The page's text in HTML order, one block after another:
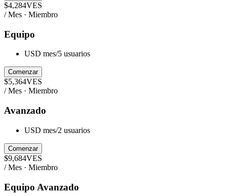
$4,284VES
/ Mes · Miembro
Equipo
USD mes/5 usuarios
Comenzar
$5,364VES
/ Mes · Miembro
Avanzado
USD mes/2 usuarios
Comenzar
$9,684VES
/ Mes · Miembro
Equipo Avanzado